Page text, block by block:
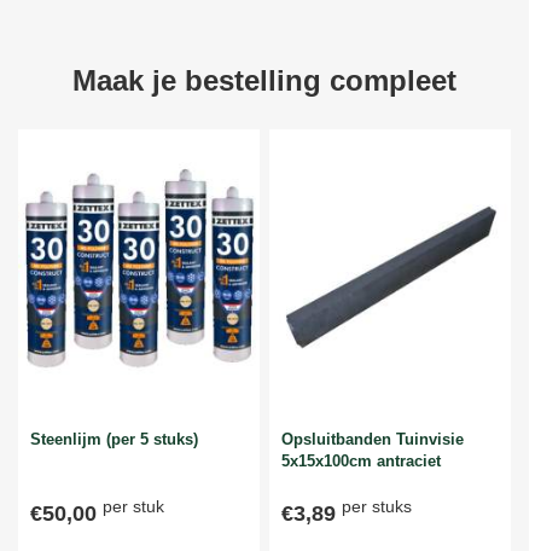
Maak je bestelling compleet
Steenlijm (per 5 stuks)
€50,00 per stuk
Opsluitbanden Tuinvisie
5x15x100cm antraciet
€3,89 per stuks